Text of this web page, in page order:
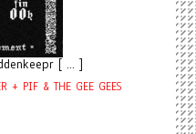
[ ... ]
+ PIF & THE GEE GEES